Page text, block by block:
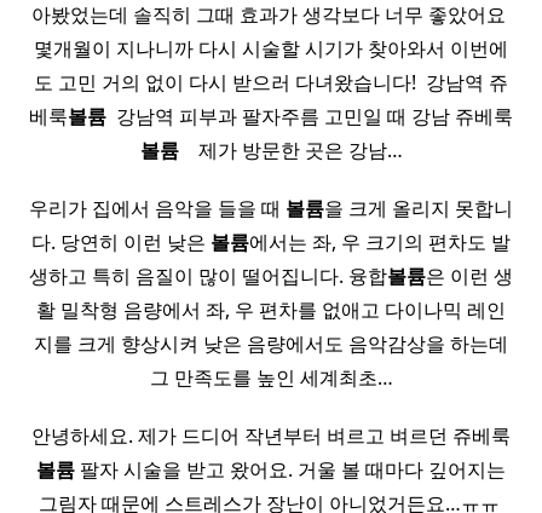
아봤었는데 솔직히 그때 효과가 생각보다 너무 좋았어요 ​
몇개월이 지나니까 다시 시술할 시기가 찾아와서 이번에
도 고민 거의 없이 다시 받으러 다녀왔습니다! ​ 강남역 쥬
베룩볼륨 ​ 강남역 피부과 팔자주름 고민일 때 강남 쥬베룩
볼륨​ ​ ​ 제가 방문한 곳은 강남…
우리가 집에서 음악을 들을 때 볼륨을 크게 올리지 못합니
다. 당연히 이런 낮은 볼륨에서는 좌, 우 크기의 편차도 발
생하고 특히 음질이 많이 떨어집니다. 융합볼륨은 이런 생
활 밀착형 음량에서 좌, 우 편차를 없애고 다이나믹 레인
지를 크게 향상시켜 낮은 음량에서도 음악감상을 하는데
그 만족도를 높인 세계최초…
안녕하세요. 제가 드디어 작년부터 벼르고 벼르던 쥬베룩
볼륨 팔자 시술을 받고 왔어요. 거울 볼 때마다 깊어지는
그림자 때문에 스트레스가 장난이 아니었거든요…ㅠㅠ ​